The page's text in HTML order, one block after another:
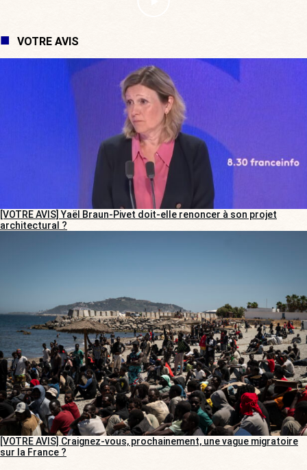
VOTRE AVIS
[VOTRE AVIS] Yaël Braun-Pivet doit-elle renoncer à son projet
architectural ?
[VOTRE AVIS] Craignez-vous, prochainement, une vague migratoire
sur la France ?